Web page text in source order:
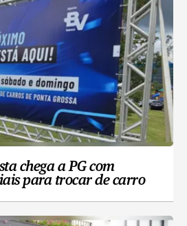
chega a PG com
para trocar de carro